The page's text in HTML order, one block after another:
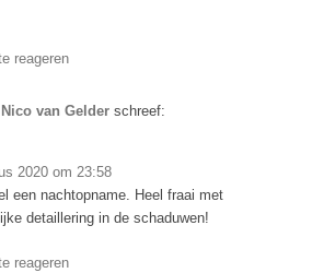
reageren
Nico van Gelder schreef:
2020 om 23:58
een nachtopname. Heel fraai met
detaillering in de schaduwen!
reageren